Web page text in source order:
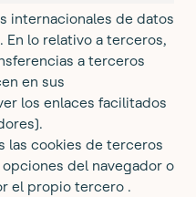
recaptcha
service
internacionales de datos
En lo relativo a terceros,
a terceros
en sus
los enlaces facilitados
las cookies de terceros
del navegador o
el propio tercero .